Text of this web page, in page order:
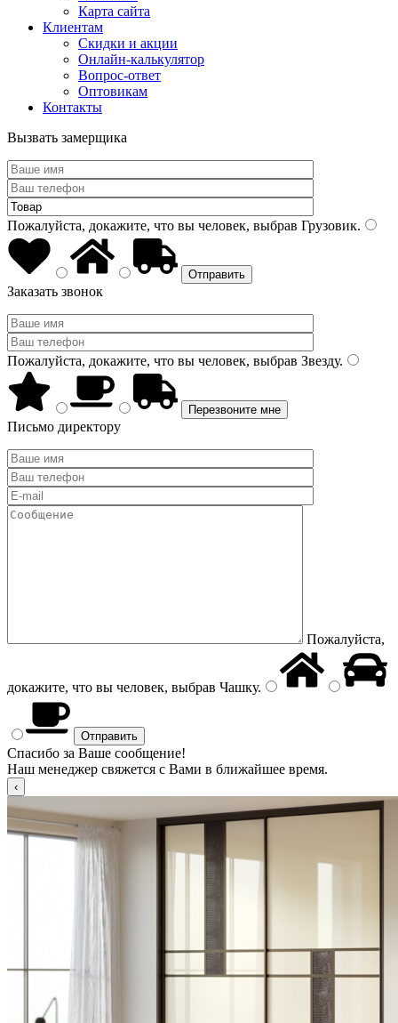
Карта сайта
Клиентам
Скидки и акции
Онлайн-калькулятор
Вопрос-ответ
Оптовикам
Контакты
Вызвать замерщика
Пожалуйста, докажите, что вы человек, выбрав Грузовик.
Заказать звонок
Пожалуйста, докажите, что вы человек, выбрав Звезду.
Письмо директору
Пожалуйста,
докажите, что вы человек, выбрав Чашку.
Спасибо за Ваше сообщение!
Наш менеджер свяжется с Вами в ближайшее время.